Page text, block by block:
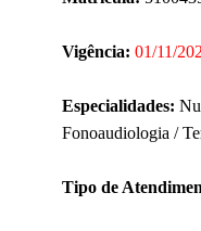
Vigência: 01/11/
Especialidades:
Fonoaudiologia /
Tipo de